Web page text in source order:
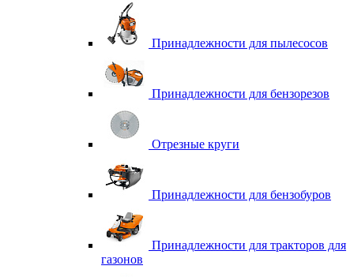
Принадлежности для пылесосов
Принадлежности для бензорезов
Отрезные круги
Принадлежности для бензобуров
Принадлежности для тракторов для
газонов